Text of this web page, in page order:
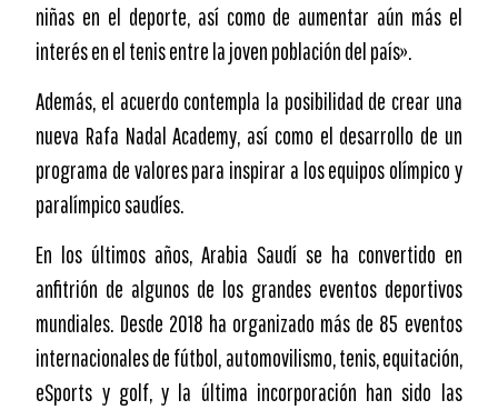
niñas en el deporte, así como de aumentar aún más el
interés en el tenis entre la joven población del país».
Además, el acuerdo contempla la posibilidad de crear una
nueva Rafa Nadal Academy, así como el desarrollo de un
programa de valores para inspirar a los equipos olímpico y
paralímpico saudíes.
En los últimos años, Arabia Saudí se ha convertido en
anfitrión de algunos de los grandes eventos deportivos
mundiales. Desde 2018 ha organizado más de 85 eventos
internacionales de fútbol, automovilismo, tenis, equitación,
eSports y golf, y la última incorporación han sido las